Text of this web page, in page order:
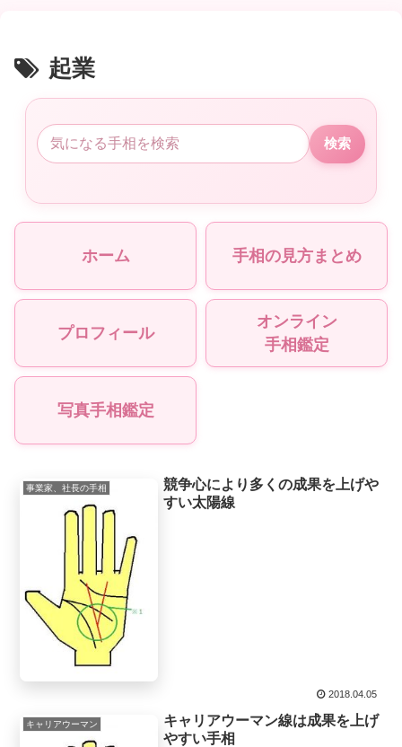
起業
検索
ホーム 手相の見方まとめ
プロフィール
オンライン
手相鑑定
写真手相鑑定
事業家、社長の手相
競争心により多くの成果を上げや
すい太陽線
2018.04.05
キャリアウーマン
キャリアウーマン線は成果を上げ
やすい手相